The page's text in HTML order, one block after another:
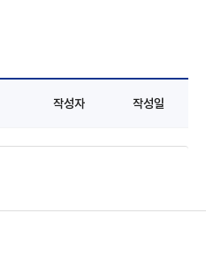
작성자 작성일